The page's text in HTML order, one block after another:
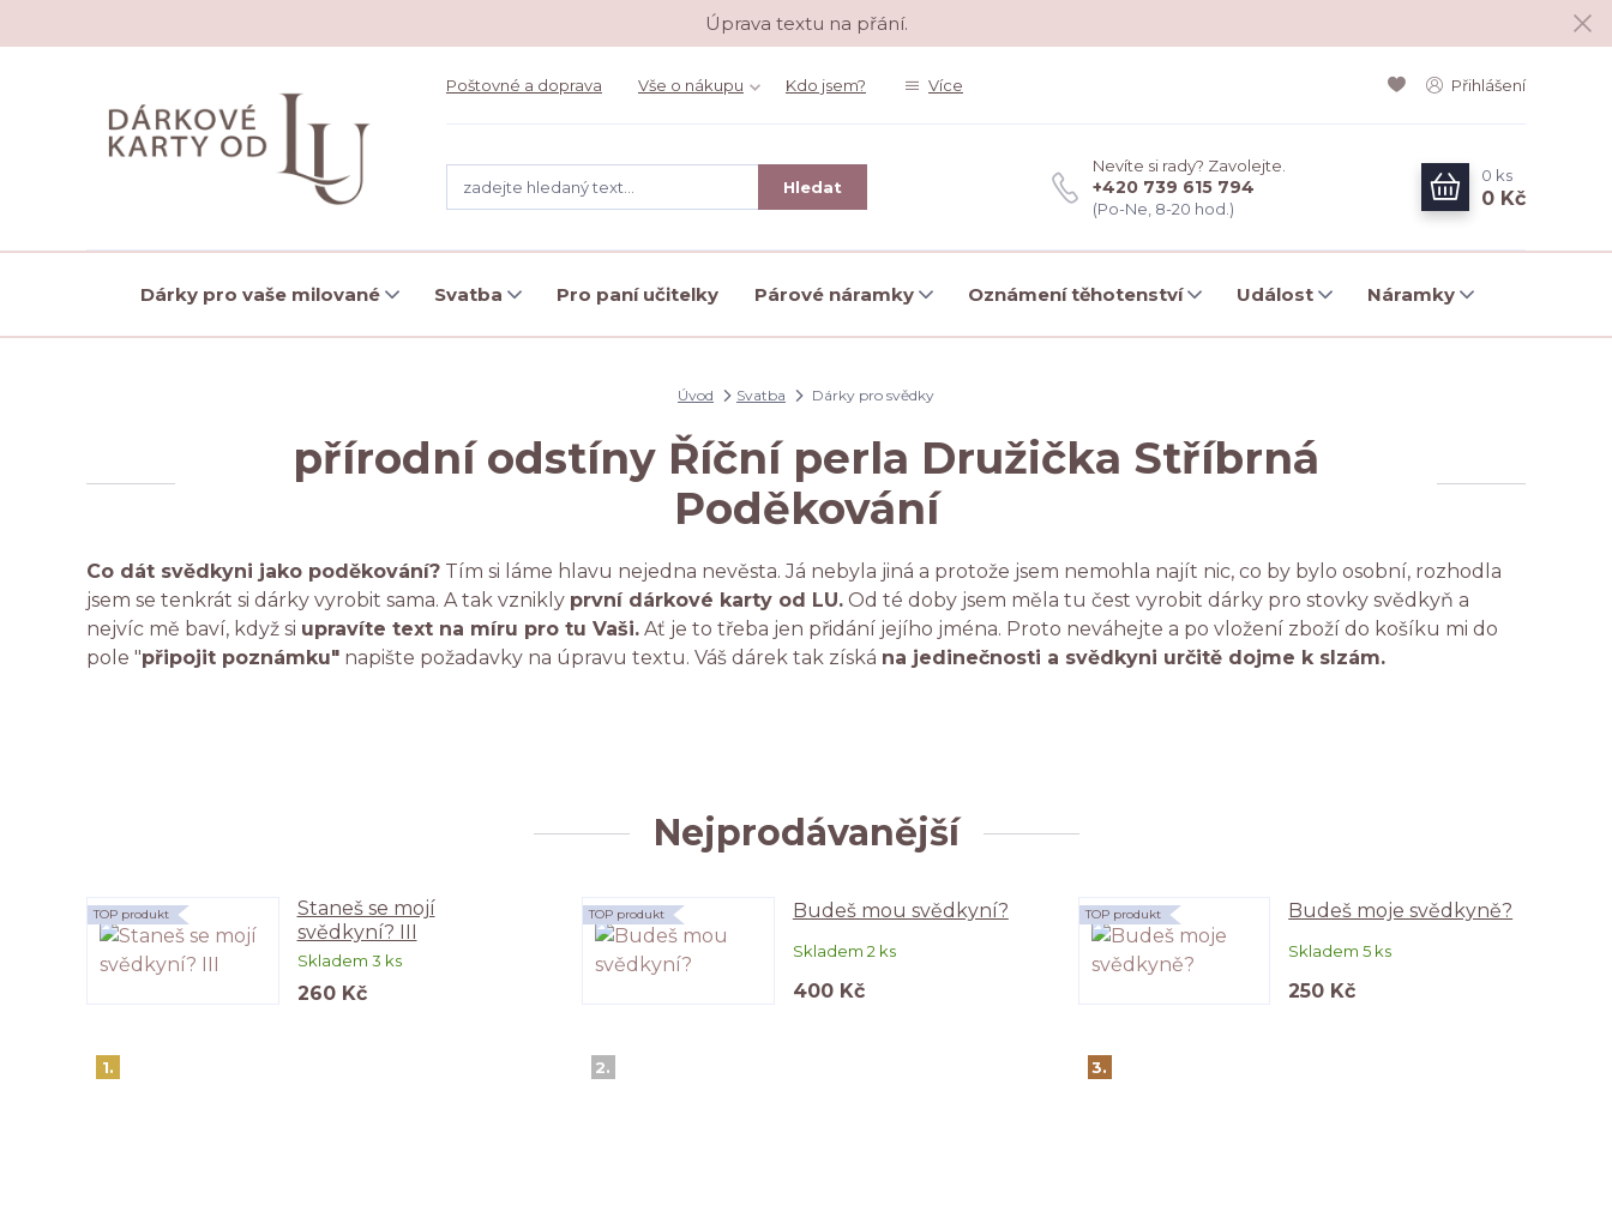
Úprava textu na přání.
Poštovné a doprava Vše o nákupu Kdo jsem? Více Přihlášení
Hledat
Nevíte si rady? Zavolejte.
+420 739 615 794
(Po-Ne, 8-20 hod.)
0 ks
0 Kč
Dárky pro vaše milované Svatba Pro paní učitelky Párové náramky Oznámení těhotenství Událost Náramky
Úvod Svatba Dárky pro svědky
přírodní odstíny Říční perla Družička Stříbrná
Poděkování
Co dát svědkyni jako poděkování? Tím si láme hlavu nejedna nevěsta. Já nebyla jiná a protože jsem nemohla najít nic, co by bylo osobní, rozhodla
jsem se tenkrát si dárky vyrobit sama. A tak vznikly první dárkové karty od LU. Od té doby jsem měla tu čest vyrobit dárky pro stovky svědkyň a
nejvíc mě baví, když si upravíte text na míru pro tu Vaši. Ať je to třeba jen přidání jejího jména. Proto neváhejte a po vložení zboží do košíku mi do
pole "připojit poznámku" napište požadavky na úpravu textu. Váš dárek tak získá na jedinečnosti a svědkyni určitě dojme k slzám.
Nejprodávanější
1.
Staneš se mojí
svědkyní? III
Skladem 3 ks
TOP produkt
260 Kč
2.
Budeš mou svědkyní?
Skladem 2 ks
TOP produkt
400 Kč
3.
Budeš moje svědkyně?
Skladem 5 ks
TOP produkt
250 Kč